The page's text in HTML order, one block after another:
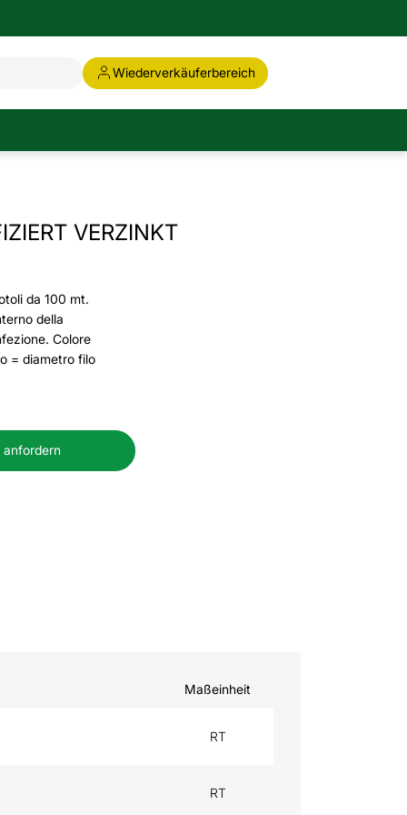
Wiederverkäuferbereich
VERZINKT
da 100 mt.
della
Colore
= diametro filo
anfordern
Maßeinheit
RT
RT